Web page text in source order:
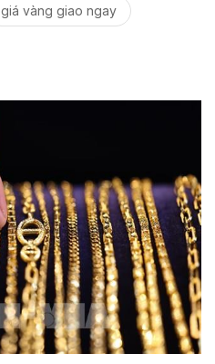
giá vàng giao ngay